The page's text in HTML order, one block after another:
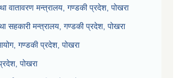
वातावरण मन्त्रालय, गण्डकी प्रदेश, पोखरा
सहकारी मन्त्रालय, गण्डकी प्रदेश, पोखरा
गण्डकी प्रदेश, पोखरा
पोखरा